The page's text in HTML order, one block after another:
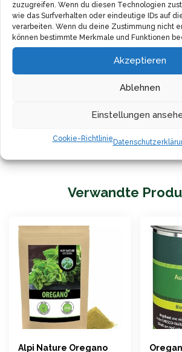
zuzugreifen. Wenn du diesen Technologien
wie das Surfverhalten oder eindeutige IDs auf
verarbeiten. Wenn du deine Zustimmung nicht
können bestimmte Merkmale und Funktionen
Akzeptieren
Ablehnen
Einstellungen
Cookie-Richtlinie
Überrasche deine Gäste mit dem
Geschmack Griechenlands. Kotányis
ein Lächeln auf die Gesichter und
Entdecke die Vielseitigkeit von
erweitere dein Repertoire an
Verwandte
Alpi Nature Oregano